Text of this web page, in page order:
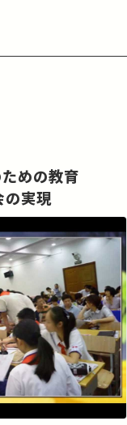
それを供養して
の実現